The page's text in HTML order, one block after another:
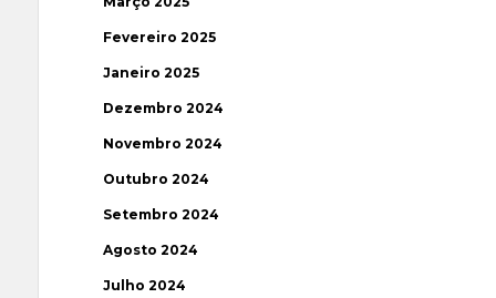
Fevereiro 2025
Janeiro 2025
Dezembro 2024
Novembro 2024
Outubro 2024
Setembro 2024
Agosto 2024
Julho 2024